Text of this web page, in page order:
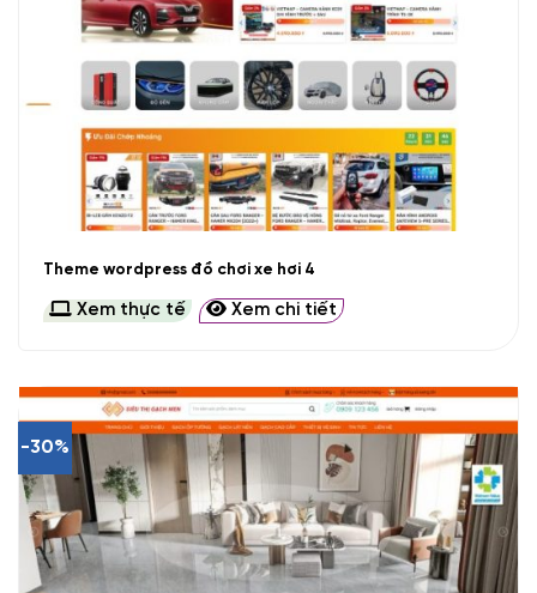
Theme wordpress đồ chơi xe hơi 4
Xem thực tế Xem chi tiết
-30%